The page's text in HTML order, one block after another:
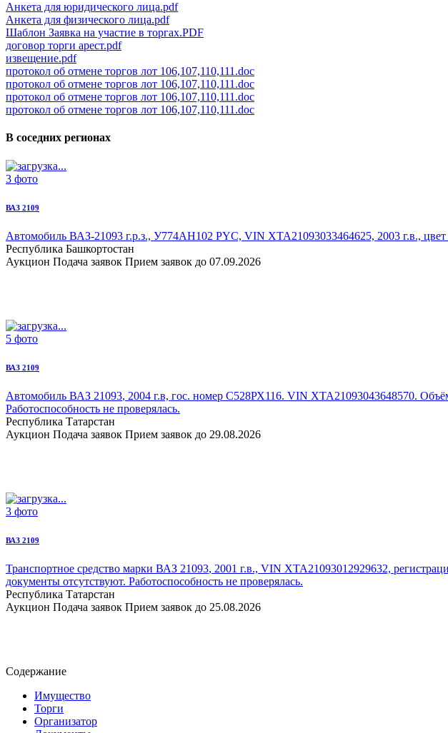
Анкета для юридического лица.pdf
Анкета для физического лица.pdf
Шаблон Заявка на участие в торгах.PDF
договор торги арест.pdf
извещение.pdf
протокол об отмене торгов лот 106,107,110,111.doc
протокол об отмене торгов лот 106,107,110,111.doc
протокол об отмене торгов лот 106,107,110,111.doc
протокол об отмене торгов лот 106,107,110,111.doc
В соседних регионах
3 фото
ВАЗ 2109
Автомобиль ВАЗ-21093 г.р.з., У774AH102 PYC, VIN XTA21093033464625, 2003 г.в.,
Республика Башкортостан
Аукцион Подача заявок Прием заявок до 07.09.2026
5 фото
ВАЗ 2109
Автомобиль ВАЗ 21093, 2004 г.в, гос. номер С528РХ116. VIN XTA21093043648570.
Работоспособность не проверялась.
Республика Татарстан
Аукцион Подача заявок Прием заявок до 29.08.2026
3 фото
ВАЗ 2109
Транспортное средство марки ВАЗ 21093, 2001 г.в., VIN XTA21093012929632,
документы отсутствуют. Работоспособность не проверялась.
Республика Татарстан
Аукцион Подача заявок Прием заявок до 25.08.2026
Содержание
Имущество
Торги
Организатор